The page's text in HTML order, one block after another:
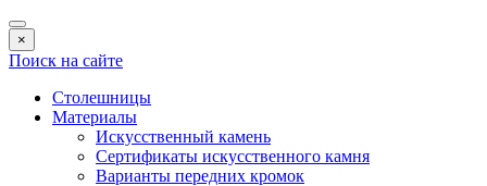
×
Поиск на сайте
Столешницы
Материалы
Искусственный камень
Сертификаты искусственного камня
Варианты передних кромок